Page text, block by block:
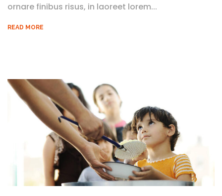
ornare finibus risus, in laoreet lorem...
READ MORE